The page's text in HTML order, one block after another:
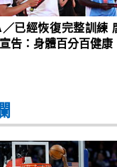
已經恢復完整訓練
告：身體百分百健康